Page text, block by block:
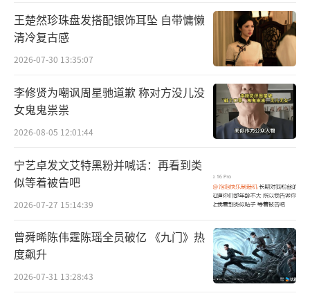
在挑选录音乐团的时候，很多乐团都反馈
《动物狂欢节》太简单了，而郎朗认为它是经
典作品，需要认真对待。“就像我录《钢琴
书》，有些人可能就是听得太多了，觉得这些
作品属于小孩弹的，其实不好弹。尤其是‘天
鹅’、‘水族馆’，要把那种节奏和法国音乐
的香水味演奏出来很难。”
这部由14个乐章组成的史诗级音乐作品是
圣-桑于1886年迅速创作完成，它模仿了包括罗
西尼、奥芬巴赫、门德尔松和圣-桑本人的音
王楚然珍珠盘发搭配银饰耳坠 自带慵懒
清冷复古感
2026-07-30 13:35:07
李修贤为嘲讽周星驰道歉 称对方没儿没
女鬼鬼祟祟
2026-08-05 12:01:44
宁艺卓发文艾特黑粉并喊话：再看到类
似等着被告吧
2026-07-27 15:14:39
曾舜晞陈伟霆陈瑶全员破亿 《九门》热
度飙升
2026-07-31 13:28:43